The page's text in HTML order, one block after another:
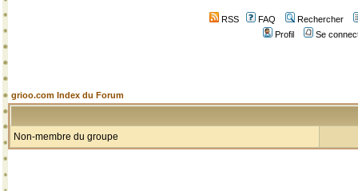
RSS FAQ
Rechercher
Profil
Se
grioo.com Index du Forum
Non-membre du groupe